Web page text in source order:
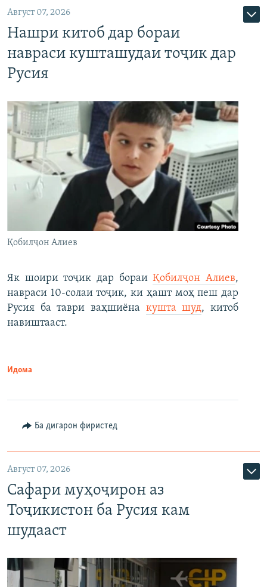
Август 07, 2026
Нашри китоб дар бораи
навраси кушташудаи тоҷик дар
Русия
Қобилҷон Алиев
Як шоири тоҷик дар бораиҚобилҷон Алиев,
навраси 10-солаи тоҷик, ки ҳашт моҳ пеш дар
Русия ба таври ваҳшиёна кушта шуд, китоб
навиштааст.
Идома
Ба дигарон фиристед
Август 07, 2026
Сафари муҳоҷирон аз
Тоҷикистон ба Русия кам
шудааст